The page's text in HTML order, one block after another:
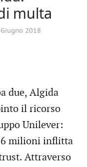
multa
2018
due, Algida
il ricorso
Unilever:
milioni inflitta
Attraverso